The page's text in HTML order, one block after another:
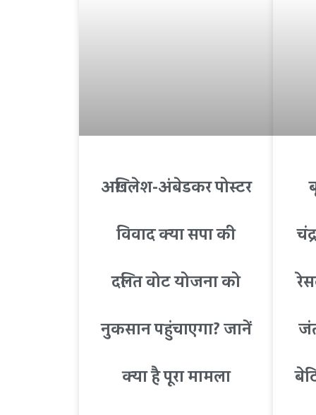
अखिलेश-अंबेडकर पोस्टर
विवाद क्या सपा की
दलित वोट योजना को
नुकसान पहुंचाएगा? जानें
क्या है पूरा मामला